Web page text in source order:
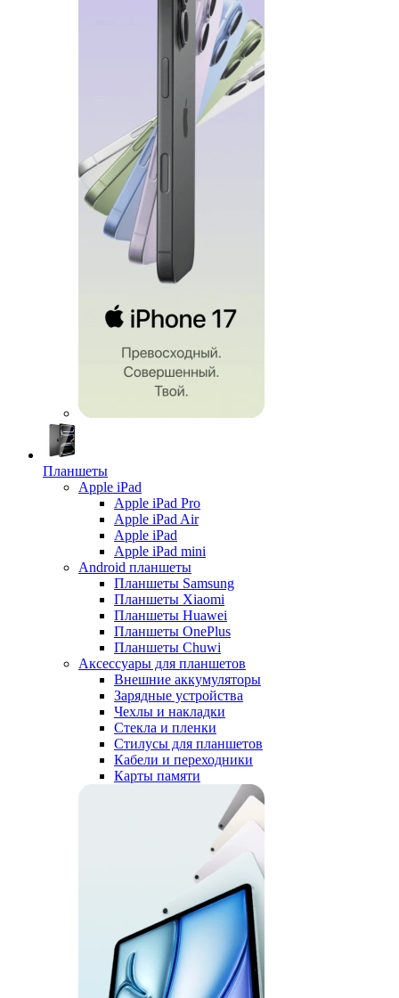
Планшеты
Apple iPad
Apple iPad Pro
Apple iPad Air
Apple iPad
Apple iPad mini
Android планшеты
Планшеты Samsung
Планшеты Xiaomi
Планшеты Huawei
Планшеты OnePlus
Планшеты Chuwi
Аксессуары для планшетов
Внешние аккумуляторы
Зарядные устройства
Чехлы и накладки
Стекла и пленки
Стилусы для планшетов
Кабели и переходники
Карты памяти